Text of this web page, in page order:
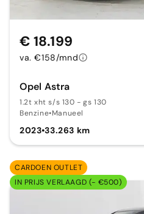
Opel Astra
1.2t xht s/s 130 - gs 130
Benzine•Manueel
2023•33.263 km
€ 18.199
va. €158/mnd
CARDOEN OUTLET
IN PRIJS VERLAAGD (- €500)